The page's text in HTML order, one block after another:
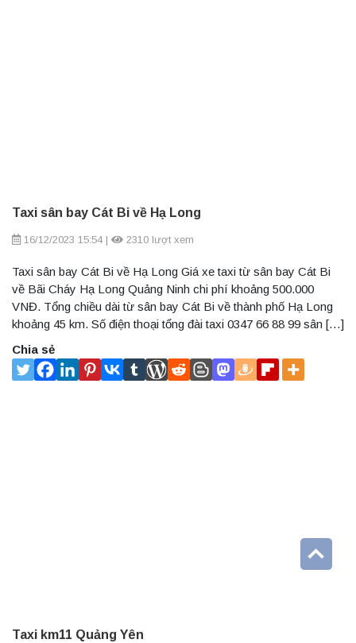
Taxi sân bay Cát Bi về Hạ Long
16/12/2023 15:54| 2310 lượt xem
Taxi sân bay Cát Bi về Hạ Long Giá xe taxi từ sân bay Cát Bi
về Bãi Cháy Hạ Long Quảng Ninh chi phí khoảng 500.000
VNĐ. Tổng chiều dài từ sân bay Cát Bi về thành phố Hạ Long
khoảng 45 km. Số điện thoại tổng đài taxi 0347 66 88 99 sân […]
Chia sẻ
Taxi km11 Quảng Yên